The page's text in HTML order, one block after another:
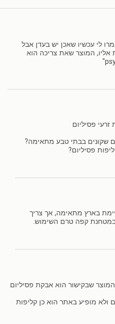
לי עכשיו שאכן יש בעדן אבל
המוצר שאת צריכה הוא
פסיליום
שקונים בבתי טבע מתאימה?
פסיליום?
בארץ מתאימה, אך צריך
קפה טרם השימוש.
שבקישור הוא אבקת פסיליום
מופיע באתר הוא כן קליפות